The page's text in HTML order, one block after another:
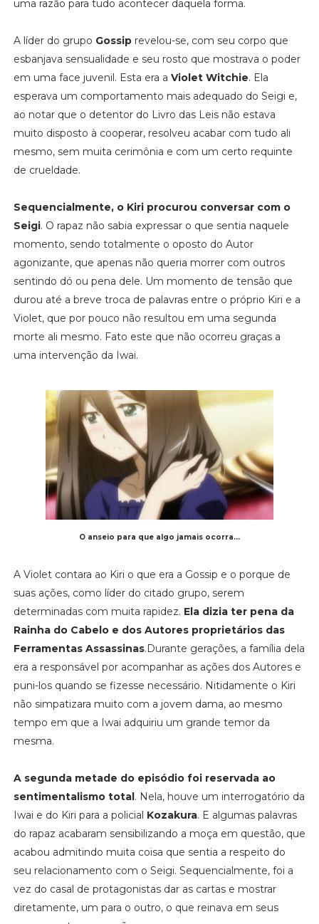
uma razão para tudo acontecer daquela forma.
A líder do grupo Gossiprevelou-se, com seu corpo que
esbanjava sensualidade e seu rosto que mostrava o poder
em uma face juvenil. Esta era a Violet Witchie. Ela
esperava um comportamento mais adequado do Seigi e,
ao notar que o detentor do Livro das Leis não estava
muito disposto à cooperar, resolveu acabar com tudo ali
mesmo, sem muita cerimônia e com um certo requinte
de crueldade.
Sequencialmente, o Kiri procurou conversar com o
Seigi. O rapaz não sabia expressar o que sentia naquele
momento, sendo totalmente o oposto do Autor
agonizante, que apenas não queria morrer com outros
sentindo dó ou pena dele. Um momento de tensão que
durou até a breve troca de palavras entre o próprio Kiri e a
Violet, que por pouco não resultou em uma segunda
morte ali mesmo. Fato este que não ocorreu graças a
uma intervenção da Iwai.
O anseio para que algo jamais ocorra...
A Violet contara ao Kiri o que era a Gossip e o porque de
suas ações, como líder do citado grupo, serem
determinadas com muita rapidez. Ela dizia ter pena da
Rainha do Cabelo e dos Autores proprietários das
Ferramentas Assassinas.Durante gerações, a família dela
era a responsável por acompanhar as ações dos Autores e
puni-los quando se fizesse necessário. Nitidamente o Kiri
não simpatizara muito com a jovem dama, ao mesmo
tempo em que a Iwai adquiriu um grande temor da
mesma.
A segunda metade do episódio foi reservada ao
sentimentalismo total. Nela, houve um interrogatório da
Iwai e do Kiri para a policial Kozakura. E algumas palavras
do rapaz acabaram sensibilizando a moça em questão, que
acabou admitindo muita coisa que sentia a respeito do
seu relacionamento com o Seigi. Sequencialmente, foi a
vez do casal de protagonistas dar as cartas e mostrar
diretamente, um para o outro, o que reinava em seus